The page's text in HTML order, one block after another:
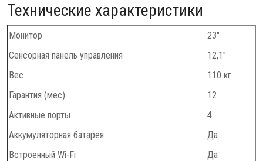
Технические характеристики
Монитор
23"
Сенсорная панель управления
12,1"
Вес
110 кг
Гарантия (мес)
12
Активные порты
4
Аккумуляторная батарея
Да
Встроенный Wi-Fi
Да